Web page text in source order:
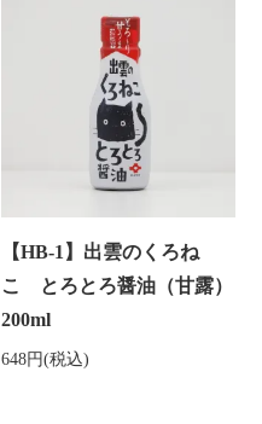
【HB-1】出雲のくろね
こ とろとろ醤油（甘露）
200ml
648円(税込)